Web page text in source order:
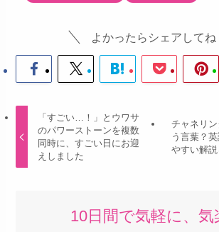
よかったらシェアしてね
「すごい…！」とウワサ
のパワーストーンを複数
同時に、すごい日にお迎
えしました
チャネリ
う言葉？
やすい解
10日間で気軽に、気